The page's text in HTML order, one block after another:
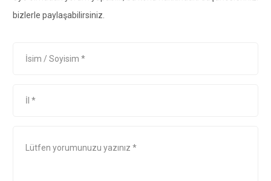
bizlerle paylaşabilirsiniz.